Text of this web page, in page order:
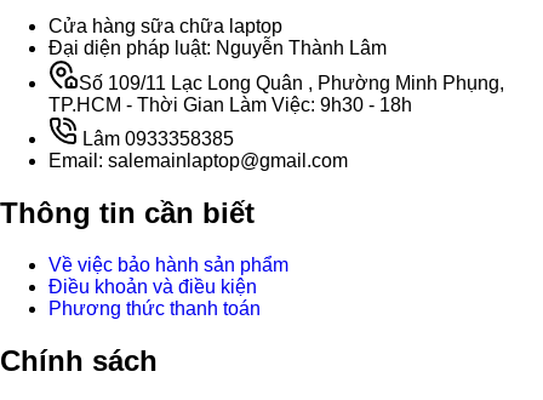
Cửa hàng sữa chữa laptop
Đại diện pháp luật: Nguyễn Thành Lâm
Số 109/11 Lạc Long Quân , Phường Minh Phụng,
TP.HCM - Thời Gian Làm Việc: 9h30 - 18h
Lâm 0933358385
Email: salemainlaptop@gmail.com
Thông tin cần biết
Về việc bảo hành sản phẩm
Điều khoản và điều kiện
Phương thức thanh toán
Chính sách